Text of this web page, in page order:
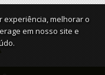
experiência, melhorar o
em nosso site e